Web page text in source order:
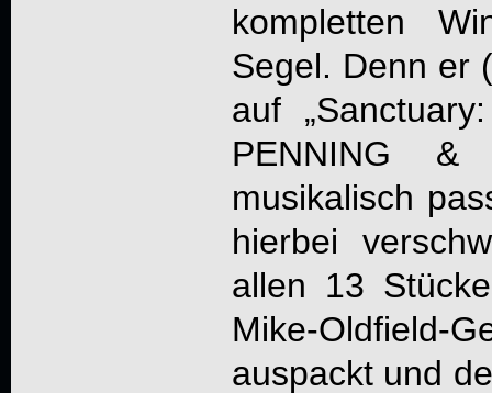
kompletten
Segel. Denn er
auf „
PENNING &
musikalisch
hierbei
allen 13
Mike-Oldfield-
auspackt und